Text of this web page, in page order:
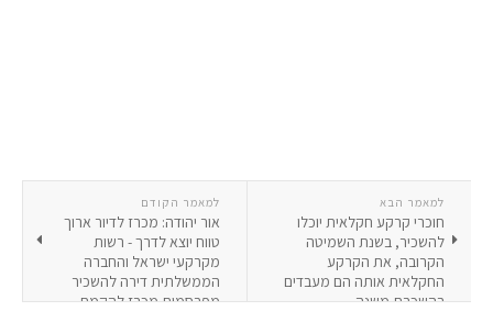
למאמר הקודם
אור יהודה: מכרז לדיור ארוך
טווח יוצא לדרך - רשות
מקרקעי ישראל והחברה
הממשלתית דירה להשכיר
מפרסמות מכרז להקמת
למאמר הבא
חוכרי קרקע חקלאית יוכלו
להשכיר, בשנת השמיטה
הקרובה, את הקרקע
החקלאית אותה הם מעבדים
בהשכרת משנה